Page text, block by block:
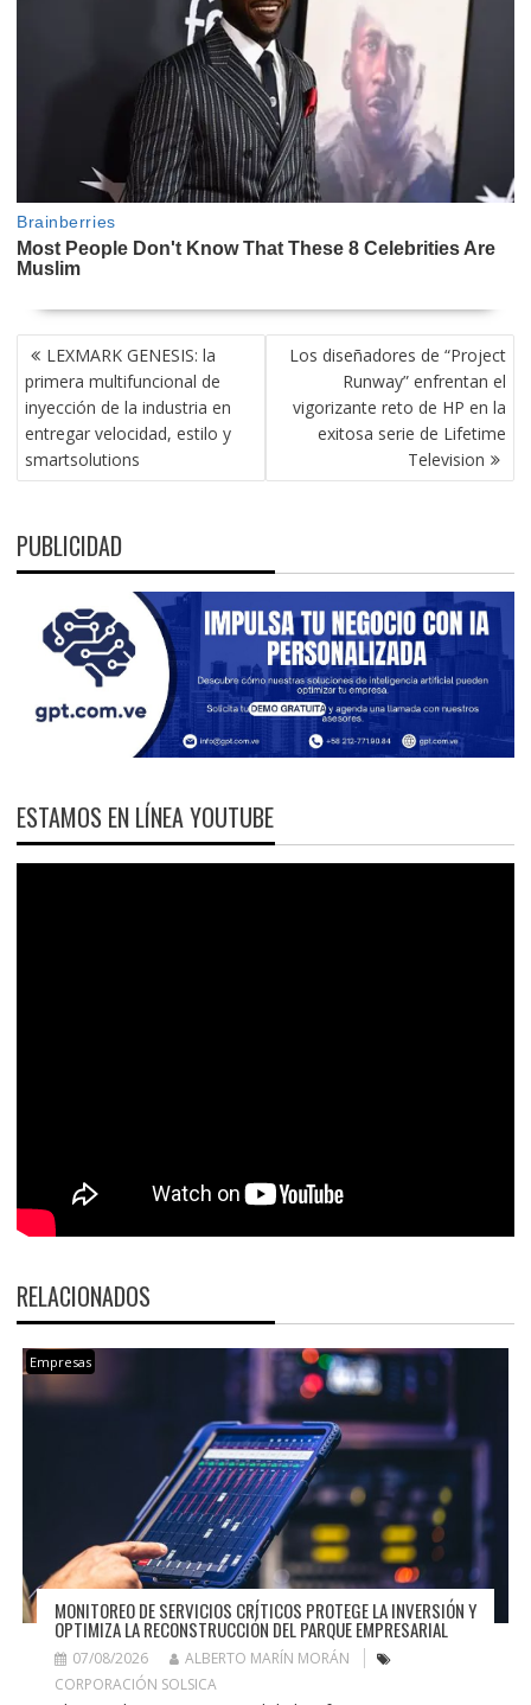
NAVEGACIÓN
DE
ENTRADAS
LEXMARK GENESIS: la
primera multifuncional de
inyección de la industria en
entregar velocidad, estilo y
smartsolutions
Los diseñadores de “Project
Runway” enfrentan el
vigorizante reto de HP en la
exitosa serie de Lifetime
Television
PUBLICIDAD
ESTAMOS EN LÍNEA YOUTUBE
RELACIONADOS
Empresas
MONITOREO DE SERVICIOS CRÍTICOS PROTEGE LA INVERSIÓN Y
OPTIMIZA LA RECONSTRUCCIÓN DEL PARQUE EMPRESARIAL
07/08/2026
ALBERTO MARÍN MORÁN
CORPORACIÓN SOLSICA